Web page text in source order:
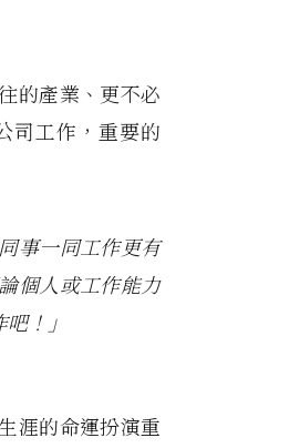
的產業、更不必
司工作，重要的
事一同工作更有
個人或工作能力
！」
涯的命運扮演重